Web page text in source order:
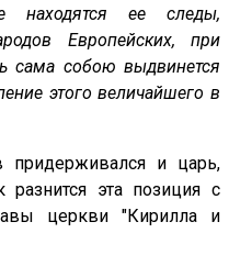
находятся ее следы,
Европейских, при
сама собою выдвинется
этого величайшего в
придерживался и царь,
эта позиция с
церкви "Кирилла и